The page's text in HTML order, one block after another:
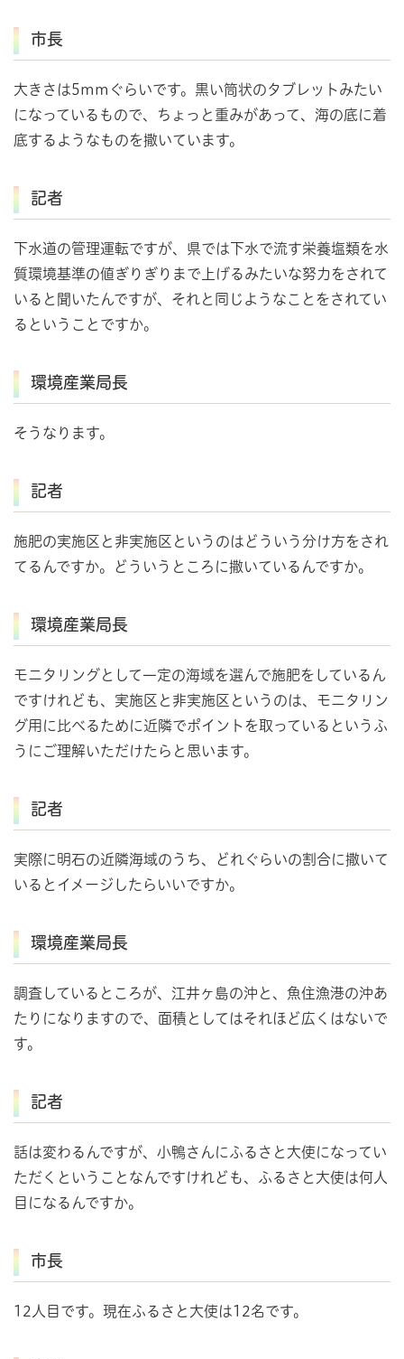
市長
大きさは5mmぐらいです。黒い筒状のタブレットみたい
になっているもので、ちょっと重みがあって、海の底に着
底するようなものを撒いています。
記者
下水道の管理運転ですが、県では下水で流す栄養塩類を水
質環境基準の値ぎりぎりまで上げるみたいな努力をされて
いると聞いたんですが、それと同じようなことをされてい
るということですか。
環境産業局長
そうなります。
記者
施肥の実施区と非実施区というのはどういう分け方をされ
てるんですか。どういうところに撒いているんですか。
環境産業局長
モニタリングとして一定の海域を選んで施肥をしているん
ですけれども、実施区と非実施区というのは、モニタリン
グ用に比べるために近隣でポイントを取っているというふ
うにご理解いただけたらと思います。
記者
実際に明石の近隣海域のうち、どれぐらいの割合に撒いて
いるとイメージしたらいいですか。
環境産業局長
調査しているところが、江井ヶ島の沖と、魚住漁港の沖あ
たりになりますので、面積としてはそれほど広くはないで
す。
記者
話は変わるんですが、小鴨さんにふるさと大使になってい
ただくということなんですけれども、ふるさと大使は何人
目になるんですか。
市長
12人目です。現在ふるさと大使は12名です。